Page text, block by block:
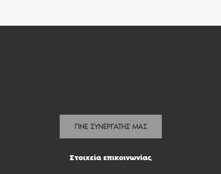
ΓΙΝΕ ΣΥΝΕΡΓΑΤΗΣ ΜΑΣ
Στοιχεία επικοινωνίας